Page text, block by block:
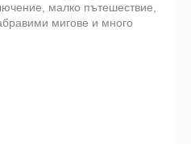
малко пътешествие,
мигове и много